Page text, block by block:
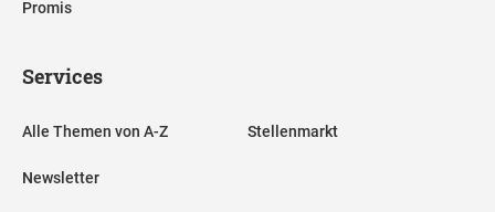
Promis
Services
Alle Themen von A-Z
Newsletter
Stellenmarkt